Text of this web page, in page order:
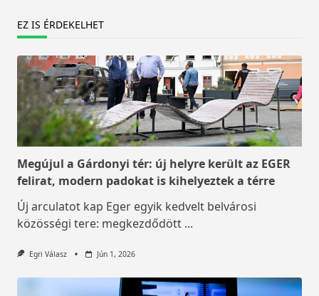
EZ IS ÉRDEKELHET
Megújul a Gárdonyi tér: új helyre került az EGER
felirat, modern padokat is kihelyeztek a térre
Új arculatot kap Eger egyik kedvelt belvárosi
közösségi tere: megkezdődött ...
Egri Válasz Jún 1, 2026